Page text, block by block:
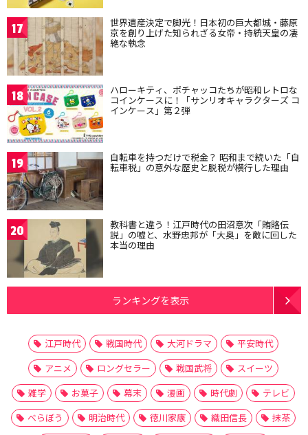
17 世界遺産決定で脚光！日本初の巨大都城・藤原
京を創り上げた知られざる女帝・持統天皇の凄
絶な執念
18 ハローキティ、ポチャッコたちが昭和レトロな
コインケースに！「サンリオキャラクターズ コ
インケース」第２弾
19 自転車を持つだけで税金？ 昭和まで続いた「自
転車税」の意外な歴史と脱税が横行した理由
20 教科書と違う！江戸時代の田沼意次「賄賂伝
説」の嘘と、水野忠邦が「大奥」を敵に回した
本当の理由
ランキングを表示
江戸時代 戦国時代 大河ドラマ
平安時代
アニメ
ロングセラー 戦国武将
スイーツ
雑学
お菓子 幕末 漫画 時代劇
テレビ
べらぼう
明治時代 徳川家康 織田信長
抹茶